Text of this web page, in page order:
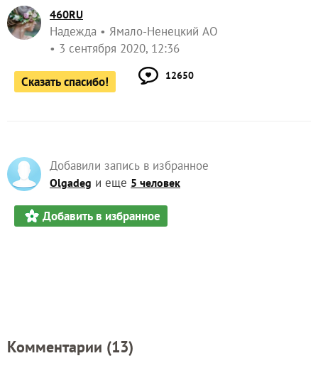
460RU
Надежда
Ямало-Ненецкий АО
3 сентября 2020, 12:36
Сказать спасибо! 12650
Добавили запись в избранное
Olgadeg и еще 5 человек
Добавить в избранное
Комментарии (13)